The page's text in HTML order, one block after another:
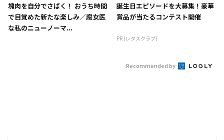
塊肉を自分でさばく！ おうち時間
で目覚めた新たな楽しみ／腐女医
な私のニューノーマ...
誕生日エピソードを大募集！豪華
賞品が当たるコンテスト開催
PR (レタスクラブ)
Recommended by